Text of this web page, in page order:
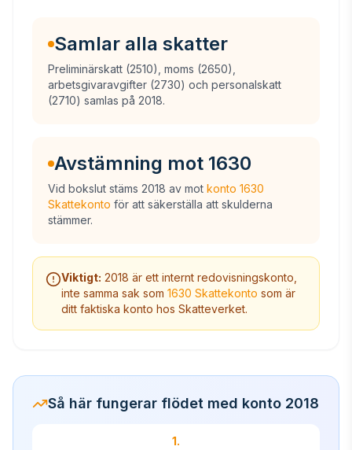
Samlar alla skatter
Preliminärskatt (2510), moms (2650),
arbetsgivaravgifter (2730) och personalskatt
(2710) samlas på 2018.
Avstämning mot 1630
Vid bokslut stäms 2018 av mot konto 1630
Skattekonto för att säkerställa att skulderna
stämmer.
Viktigt: 2018 är ett internt redovisningskonto,
inte samma sak som 1630 Skattekonto som är
ditt faktiska konto hos Skatteverket.
Så här fungerar flödet med konto 2018
1.